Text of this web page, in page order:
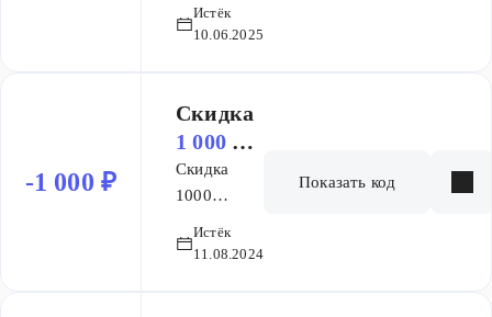
со скидкой
Истёк
10.06.2025
-1 000 ₽
Скидка
1 000 ₽
на заказ
от 5 000
Скидка
1000
заказе от
Истёк
11.08.2024
Показать код